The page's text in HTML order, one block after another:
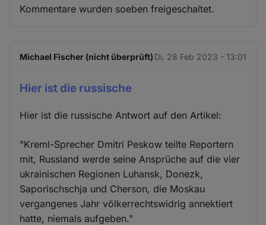
Kommentare wurden soeben freigeschaltet.
Michael Fischer (nicht überprüft) Di. 28 Feb 2023 - 13:01
Hier ist die russische
Hier ist die russische Antwort auf den Artikel:
"Kreml-Sprecher Dmitri Peskow teilte Reportern
mit, Russland werde seine Ansprüche auf die vier
ukrainischen Regionen Luhansk, Donezk,
Saporischschja und Cherson, die Moskau
vergangenes Jahr völkerrechtswidrig annektiert
hatte, niemals aufgeben."